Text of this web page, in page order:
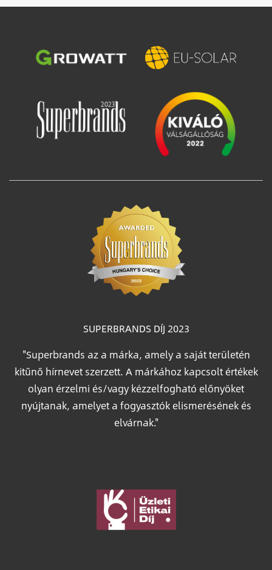
Image Image
SUPERBRANDS DÍJ 2023
"Superbrands az a márka, amely a saját területén
kitűnő hírnevet szerzett. A márkához kapcsolt értékek
olyan érzelmi és/vagy kézzelfogható előnyöket
nyújtanak, amelyet a fogyasztók elismerésének és
elvárnak."